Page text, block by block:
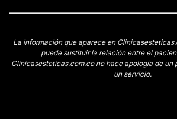
La información que aparece en
puede sustituir la relación entre el
Clinicasesteticas.com.co no hace apología de un
un servicio.